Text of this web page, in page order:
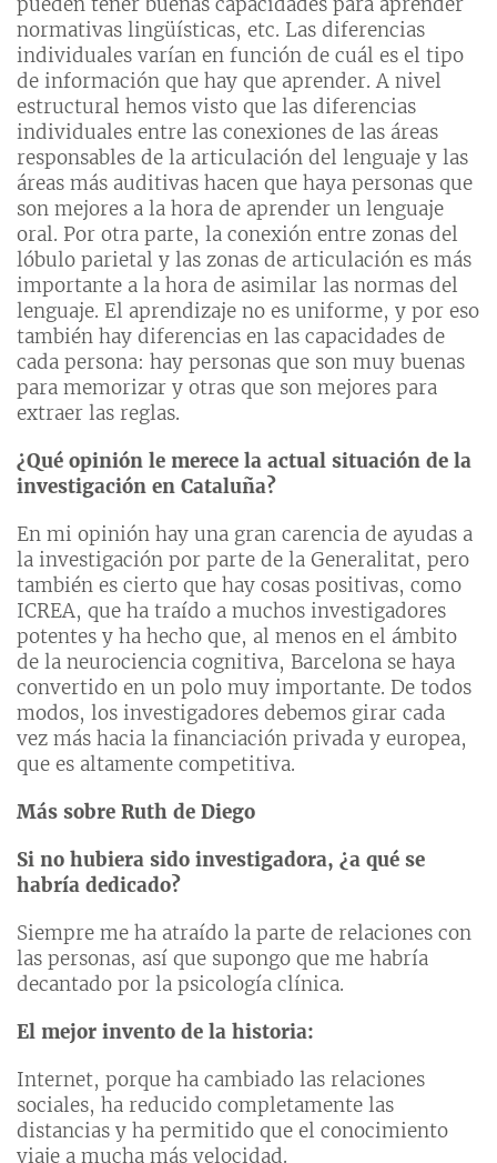
normativas lingüísticas, etc. Las diferencias
individuales varían en función de cuál es el tipo
de información que hay que aprender. A nivel
estructural hemos visto que las diferencias
individuales entre las conexiones de las áreas
responsables de la articulación del lenguaje y las
áreas más auditivas hacen que haya personas que
son mejores a la hora de aprender un lenguaje
oral. Por otra parte, la conexión entre zonas del
lóbulo parietal y las zonas de articulación es más
importante a la hora de asimilar las normas del
lenguaje. El aprendizaje no es uniforme, y por eso
también hay diferencias en las capacidades de
cada persona: hay personas que son muy buenas
para memorizar y otras que son mejores para
extraer las reglas.
¿Qué opinión le merece la actual situación de la
investigación en Cataluña?
En mi opinión hay una gran carencia de ayudas a
la investigación por parte de la Generalitat, pero
también es cierto que hay cosas positivas, como
ICREA, que ha traído a muchos investigadores
potentes y ha hecho que, al menos en el ámbito
de la neurociencia cognitiva, Barcelona se haya
convertido en un polo muy importante. De todos
modos, los investigadores debemos girar cada
vez más hacia la financiación privada y europea,
que es altamente competitiva.
Más sobre Ruth de Diego
Si no hubiera sido investigadora, ¿a qué se
habría dedicado?
Siempre me ha atraído la parte de relaciones con
las personas, así que supongo que me habría
decantado por la psicología clínica.
El mejor invento de la historia:
Internet, porque ha cambiado las relaciones
sociales, ha reducido completamente las
distancias y ha permitido que el conocimiento
viaje a mucha más velocidad.